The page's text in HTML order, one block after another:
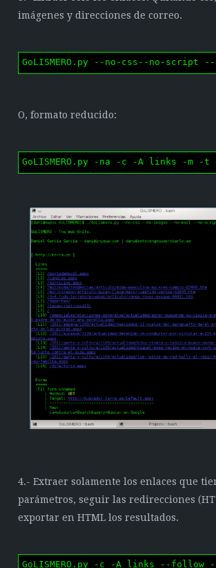
imágenes y direcciones de correo.
GoLISMERO.py --no-css--no-
O, formato reducido:
GoLISMERO.py -na -c -A links -m -t
4.- Extraer solamente los enlaces que
parámetros, seguir las redirecciones
exportar en HTML los resultados.
GoLISMERO.py -c -A links --